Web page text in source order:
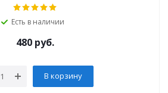
Есть в наличии
480 руб.
В корзину